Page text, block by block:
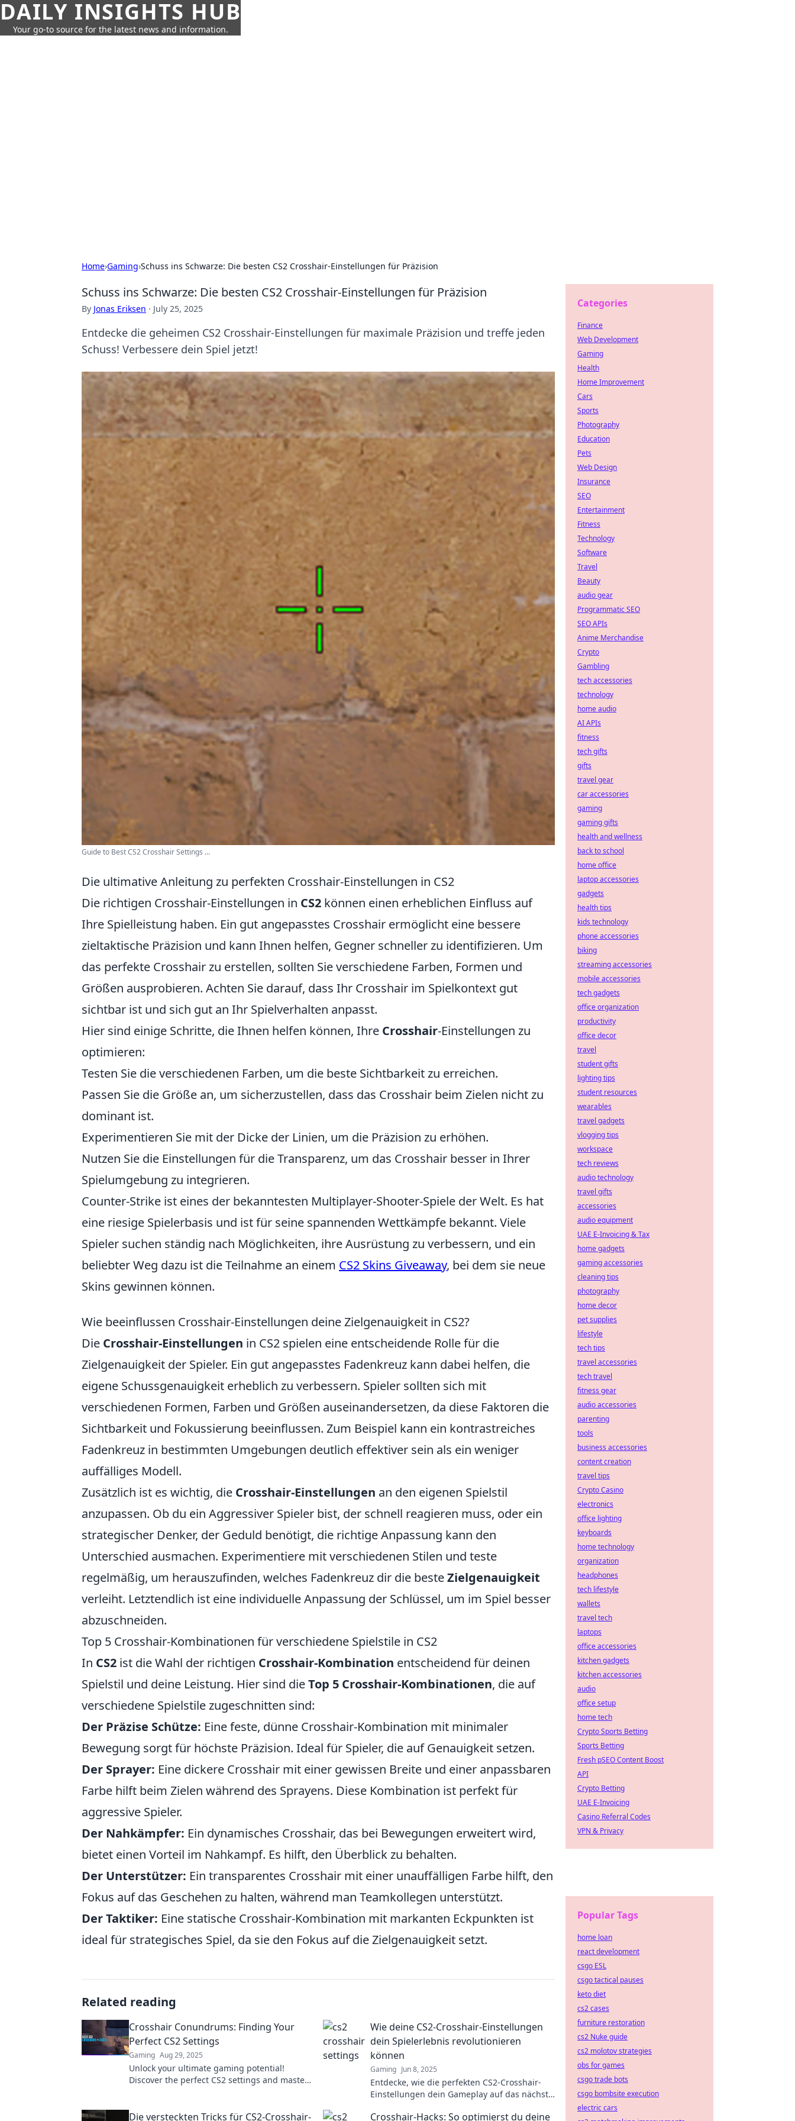
DAILY INSIGHTS HUB
Your go-to source for the latest news and information.
Home›Gaming›Schuss ins Schwarze: Die besten CS2 Crosshair-Einstellungen für Präzision
Schuss ins Schwarze: Die besten CS2 Crosshair-Einstellungen für Präzision
By Jonas Eriksen · July 25, 2025
Entdecke die geheimen CS2 Crosshair-Einstellungen für maximale Präzision und treffe jeden
Schuss! Verbessere dein Spiel jetzt!
Guide to Best CS2 Crosshair Settings ...
Die ultimative Anleitung zu perfekten Crosshair-Einstellungen in CS2
Die richtigen Crosshair-Einstellungen in CS2 können einen erheblichen Einfluss auf
Ihre Spielleistung haben. Ein gut angepasstes Crosshair ermöglicht eine bessere
zieltaktische Präzision und kann Ihnen helfen, Gegner schneller zu identifizieren. Um
das perfekte Crosshair zu erstellen, sollten Sie verschiedene Farben, Formen und
Größen ausprobieren. Achten Sie darauf, dass Ihr Crosshair im Spielkontext gut
sichtbar ist und sich gut an Ihr Spielverhalten anpasst.
Hier sind einige Schritte, die Ihnen helfen können, Ihre Crosshair-Einstellungen zu
optimieren:
Testen Sie die verschiedenen Farben, um die beste Sichtbarkeit zu erreichen.
Passen Sie die Größe an, um sicherzustellen, dass das Crosshair beim Zielen nicht zu
dominant ist.
Experimentieren Sie mit der Dicke der Linien, um die Präzision zu erhöhen.
Nutzen Sie die Einstellungen für die Transparenz, um das Crosshair besser in Ihrer
Spielumgebung zu integrieren.
Counter-Strike ist eines der bekanntesten Multiplayer-Shooter-Spiele der Welt. Es hat
eine riesige Spielerbasis und ist für seine spannenden Wettkämpfe bekannt. Viele
Spieler suchen ständig nach Möglichkeiten, ihre Ausrüstung zu verbessern, und ein
beliebter Weg dazu ist die Teilnahme an einem CS2 Skins Giveaway, bei dem sie neue
Skins gewinnen können.
Wie beeinflussen Crosshair-Einstellungen deine Zielgenauigkeit in CS2?
Die Crosshair-Einstellungen in CS2 spielen eine entscheidende Rolle für die
Zielgenauigkeit der Spieler. Ein gut angepasstes Fadenkreuz kann dabei helfen, die
eigene Schussgenauigkeit erheblich zu verbessern. Spieler sollten sich mit
verschiedenen Formen, Farben und Größen auseinandersetzen, da diese Faktoren die
Sichtbarkeit und Fokussierung beeinflussen. Zum Beispiel kann ein kontrastreiches
Fadenkreuz in bestimmten Umgebungen deutlich effektiver sein als ein weniger
auffälliges Modell.
Zusätzlich ist es wichtig, die Crosshair-Einstellungen an den eigenen Spielstil
anzupassen. Ob du ein Aggressiver Spieler bist, der schnell reagieren muss, oder ein
strategischer Denker, der Geduld benötigt, die richtige Anpassung kann den
Unterschied ausmachen. Experimentiere mit verschiedenen Stilen und teste
regelmäßig, um herauszufinden, welches Fadenkreuz dir die besteZielgenauigkeit
verleiht. Letztendlich ist eine individuelle Anpassung der Schlüssel, um im Spiel besser
abzuschneiden.
Top 5 Crosshair-Kombinationen für verschiedene Spielstile in CS2
In CS2 ist die Wahl der richtigen Crosshair-Kombination entscheidend für deinen
Spielstil und deine Leistung. Hier sind dieTop 5 Crosshair-Kombinationen, die auf
verschiedene Spielstile zugeschnitten sind:
Der Präzise Schütze: Eine feste, dünne Crosshair-Kombination mit minimaler
Bewegung sorgt für höchste Präzision. Ideal für Spieler, die auf Genauigkeit setzen.
Der Sprayer: Eine dickere Crosshair mit einer gewissen Breite und einer anpassbaren
Farbe hilft beim Zielen während des Sprayens. Diese Kombination ist perfekt für
aggressive Spieler.
Der Nahkämpfer: Ein dynamisches Crosshair, das bei Bewegungen erweitert wird,
bietet einen Vorteil im Nahkampf. Es hilft, den Überblick zu behalten.
Der Unterstützer: Ein transparentes Crosshair mit einer unauffälligen Farbe hilft, den
Fokus auf das Geschehen zu halten, während man Teamkollegen unterstützt.
Der Taktiker: Eine statische Crosshair-Kombination mit markanten Eckpunkten ist
ideal für strategisches Spiel, da sie den Fokus auf die Zielgenauigkeit setzt.
Related reading
Crosshair Conundrums: Finding Your
Perfect CS2 Settings
Gaming Aug 29, 2025
Unlock your ultimate gaming potential!
Discover the perfect CS2 settings and master
Wie deine CS2-Crosshair-Einstellungen
dein Spielerlebnis revolutionieren
können
Gaming Jun 8, 2025
Entdecke, wie die perfekten CS2-Crosshair-
Einstellungen dein Gameplay auf das nächste
auf dich!
Die versteckten Tricks für CS2-Crosshair- Crosshair-Hacks: So optimierst du deine
Categories
Finance
Web Development
Gaming
Health
Home Improvement
Cars
Sports
Photography
Education
Pets
Web Design
Insurance
SEO
Entertainment
Fitness
Technology
Software
Travel
Beauty
audio gear
Programmatic SEO
SEO APIs
Anime Merchandise
Crypto
Gambling
tech accessories
technology
home audio
AI APIs
fitness
tech gifts
gifts
travel gear
car accessories
gaming
gaming gifts
health and wellness
back to school
home office
laptop accessories
gadgets
health tips
kids technology
phone accessories
biking
streaming accessories
mobile accessories
tech gadgets
office organization
productivity
office decor
travel
student gifts
lighting tips
student resources
wearables
travel gadgets
vlogging tips
workspace
tech reviews
audio technology
travel gifts
accessories
audio equipment
UAE E-Invoicing & Tax
home gadgets
gaming accessories
cleaning tips
photography
home decor
pet supplies
lifestyle
tech tips
travel accessories
tech travel
fitness gear
audio accessories
parenting
tools
business accessories
content creation
travel tips
Crypto Casino
electronics
office lighting
keyboards
home technology
organization
headphones
tech lifestyle
wallets
travel tech
laptops
office accessories
kitchen gadgets
kitchen accessories
audio
office setup
home tech
Crypto Sports Betting
Sports Betting
Fresh pSEO Content Boost
API
Crypto Betting
UAE E-Invoicing
Casino Referral Codes
VPN & Privacy
Popular Tags
home loan
react development
csgo ESL
csgo tactical pauses
keto diet
cs2 cases
furniture restoration
cs2 Nuke guide
cs2 molotov strategies
obs for games
csgo trade bots
csgo bombsite execution
electric cars